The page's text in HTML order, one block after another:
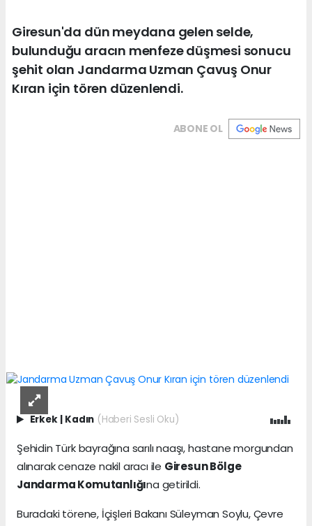
Giresun'da dün meydana gelen selde,
bulunduğu aracın menfeze düşmesi sonucu
şehit olan Jandarma Uzman Çavuş Onur
Kıran için tören düzenlendi.
ABONE OL
Erkek Kadın (Haberi Sesli Oku)
Şehidin Türk bayrağına sarılı naaşı, hastane morgundan
alınarak cenaze nakil aracı ile Giresun Bölge
Jandarma Komutanlığına getirildi.
Buradaki törene, İçişleri Bakanı Süleyman Soylu, Çevre